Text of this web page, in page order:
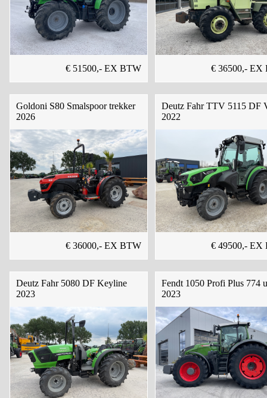
€ 51500,- EX BTW € 36500,- EX
Goldoni S80 Smalspoor trekker
2026
€ 36000,- EX BTW
Deutz Fahr TTV 5115 DF
2022
€ 49500,- EX
Deutz Fahr 5080 DF Keyline
2023
Fendt 1050 Profi Plus 774
2023